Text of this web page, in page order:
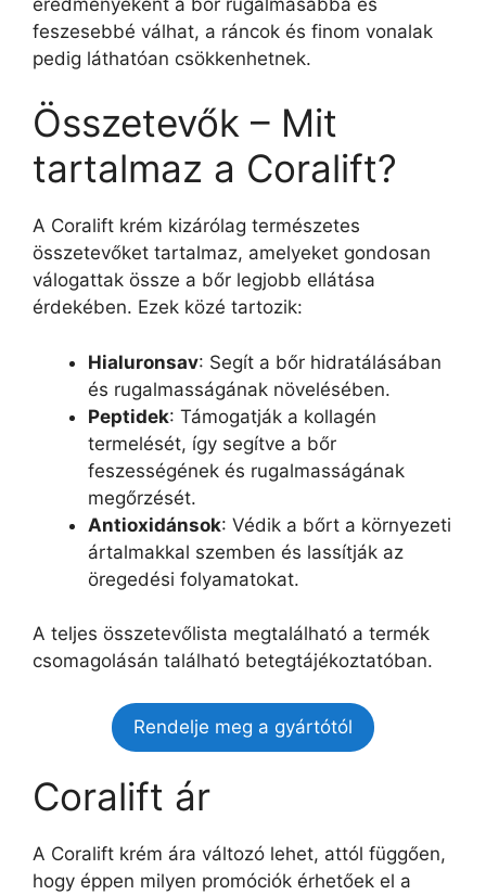
feszesebbé válhat, a ráncok és finom vonalak
pedig láthatóan csökkenhetnek.
Összetevők – Mit
tartalmaz a Coralift?
A Coralift krém kizárólag természetes
összetevőket tartalmaz, amelyeket gondosan
válogattak össze a bőr legjobb ellátása
érdekében. Ezek közé tartozik:
Hialuronsav: Segít a bőr hidratálásában
és rugalmasságának növelésében.
Peptidek: Támogatják a kollagén
termelését, így segítve a bőr
feszességének és rugalmasságának
megőrzését.
Antioxidánsok: Védik a bőrt a környezeti
ártalmakkal szemben és lassítják az
öregedési folyamatokat.
A teljes összetevőlista megtalálható a termék
csomagolásán található betegtájékoztatóban.
Rendelje meg a gyártótól
Coralift ár
A Coralift krém ára változó lehet, attól függően,
hogy éppen milyen promóciók érhetőek el a